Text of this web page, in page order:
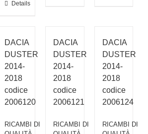
Details
DACIA
DUSTER
2014-
2018
codice
2006120
RICAMBI DI
DACIA
DUSTER
2014-
2018
codice
2006121
RICAMBI DI
DACIA
DUSTER
2014-
2018
codice
2006124
RICAMBI DI